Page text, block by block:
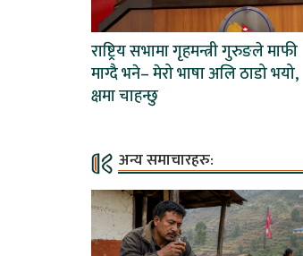
राष्ट्रिय सभामा गृहमन्त्री गुरुङले माफी
माग्दै भने– मेरो भाषा अलि ठाडो भयो,
क्षमा चाहन्छु
अन्य समाचारहरु: